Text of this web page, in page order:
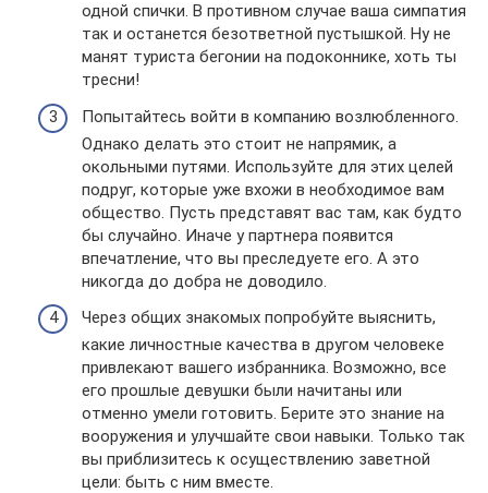
одной спички. В противном случае ваша симпатия
так и останется безответной пустышкой. Ну не
манят туриста бегонии на подоконнике, хоть ты
тресни!
Попытайтесь войти в компанию возлюбленного.
Однако делать это стоит не напрямик, а
окольными путями. Используйте для этих целей
подруг, которые уже вхожи в необходимое вам
общество. Пусть представят вас там, как будто
бы случайно. Иначе у партнера появится
впечатление, что вы преследуете его. А это
никогда до добра не доводило.
Через общих знакомых попробуйте выяснить,
какие личностные качества в другом человеке
привлекают вашего избранника. Возможно, все
его прошлые девушки были начитаны или
отменно умели готовить. Берите это знание на
вооружения и улучшайте свои навыки. Только так
вы приблизитесь к осуществлению заветной
цели: быть с ним вместе.